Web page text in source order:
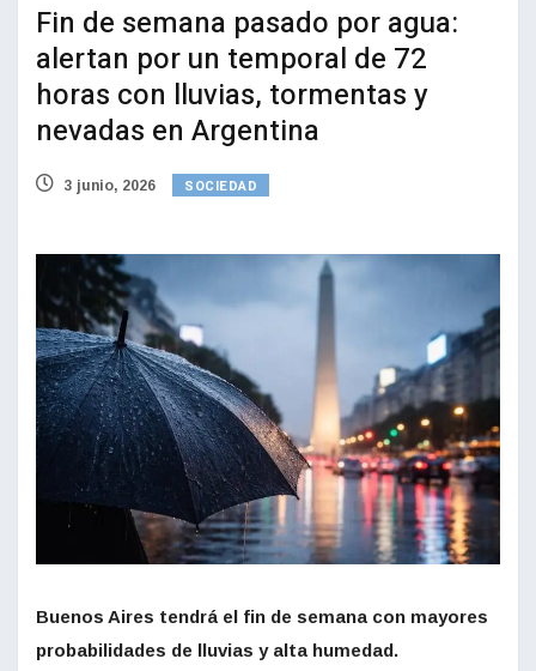
Fin de semana pasado por agua:
alertan por un temporal de 72
horas con lluvias, tormentas y
nevadas en Argentina
3 junio, 2026 SOCIEDAD
Buenos Aires tendrá el fin de semana con mayores
probabilidades de lluvias y alta humedad.